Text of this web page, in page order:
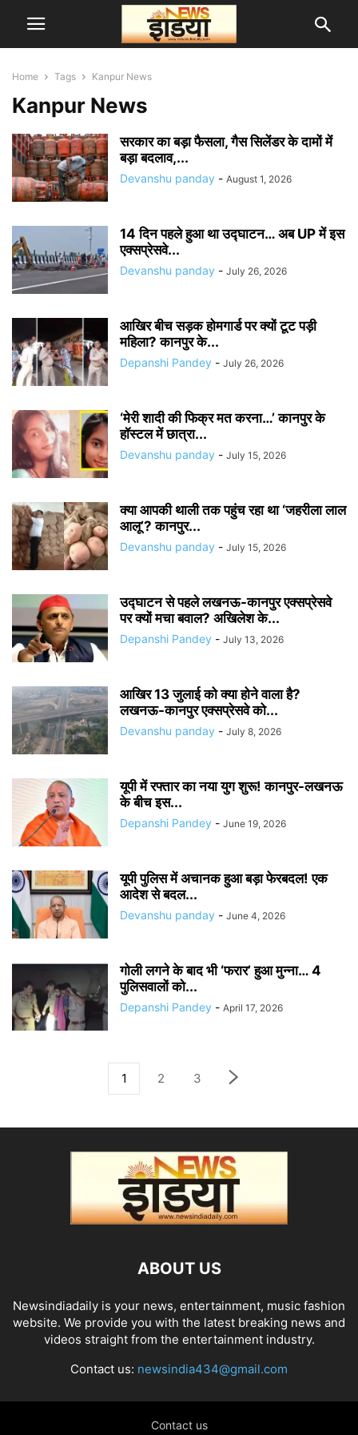
Home Tags Kanpur News
Kanpur News
सरकार का बड़ा फैसला, गैस सिलेंडर के दामों में
बड़ा बदलाव,...
Devanshu panday - August 1, 2026
14 दिन पहले हुआ था उद्घाटन… अब UP में इस
एक्सप्रेसवे...
Devanshu panday - July 26, 2026
आखिर बीच सड़क होमगार्ड पर क्यों टूट पड़ी
महिला? कानपुर के...
Depanshi Pandey - July 26, 2026
‘मेरी शादी की फिक्र मत करना…’ कानपुर के
हॉस्टल में छात्रा...
Devanshu panday - July 15, 2026
क्या आपकी थाली तक पहुंच रहा था ‘जहरीला लाल
आलू’? कानपुर...
Devanshu panday - July 15, 2026
उद्घाटन से पहले लखनऊ-कानपुर एक्सप्रेसवे
पर क्यों मचा बवाल? अखिलेश के...
Depanshi Pandey - July 13, 2026
आखिर 13 जुलाई को क्या होने वाला है?
लखनऊ-कानपुर एक्सप्रेसवे को...
Devanshu panday - July 8, 2026
यूपी में रफ्तार का नया युग शुरू! कानपुर-लखनऊ
के बीच इस...
Depanshi Pandey - June 19, 2026
यूपी पुलिस में अचानक हुआ बड़ा फेरबदल! एक
आदेश से बदल...
Devanshu panday - June 4, 2026
गोली लगने के बाद भी ‘फरार’ हुआ मुन्ना… 4
पुलिसवालों को...
Depanshi Pandey - April 17, 2026
1 2 3
ABOUT US
Newsindiadaily is your news, entertainment, music fashion
website. We provide you with the latest breaking news and
videos straight from the entertainment industry.
Contact us: newsindia434@gmail.com
Contact us